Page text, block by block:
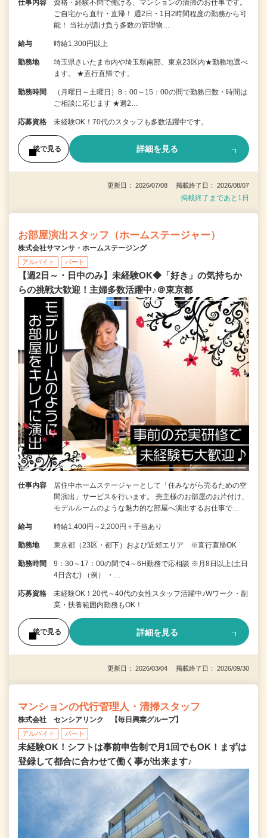
仕事内容
資格・経験不問で働ける、マンションの清掃のお仕事です。
ご自宅から直行・直帰！ 週2日・1日2時間程度の勤務から可
能！ 当社が請け負う多数の管理物…
給与 時給1,300円以上
勤務地
埼玉県さいたま市内や埼玉県南部、東京23区内★勤務地選べ
ます。 ★直行直帰です。
勤務時間
（月曜日～土曜日）8：00～15：00の間で勤務日数・時間は
ご相談に応じます ★週2…
応募資格 未経験OK！70代のスタッフも多数活躍中です。
後で見る 詳細を見る
更新日： 2026/07/08 掲載終了日： 2026/08/07
掲載終了まであと1日
お部屋演出スタッフ（ホームステージャー）
株式会社サマンサ・ホームステージング
アルバイト パート
【週2日～・日中のみ】未経験OK◆「好き」の気持ちか
らの挑戦大歓迎！主婦多数活躍中♪＠東京都
仕事内容
居住中ホームステージャーとして「住みながら売るための空
間演出」サービスを行います。 売主様のお部屋のお片付け、
モデルルームのような魅力的な部屋へ演出するお仕事で…
給与 時給1,400円～2,200円＋手当あり
勤務地 東京都（23区・都下）および近郊エリア ※直行直帰OK
勤務時間
9：30～17：00の間で4～6H勤務で応相談 ※月8日以上(土日
4日含む) （例） ・…
応募資格
未経験OK！20代～40代の女性スタッフ活躍中♪Wワーク・副
業・扶養範囲内勤務もOK！
後で見る 詳細を見る
更新日： 2026/03/04 掲載終了日： 2026/09/30
マンションの代行管理人・清掃スタッフ
株式会社 センシアリンク 【毎日興業グループ】
アルバイト パート
未経験OK！シフトは事前申告制で月1回でもOK！まずは
登録して都合に合わせて働く事が出来ます♪